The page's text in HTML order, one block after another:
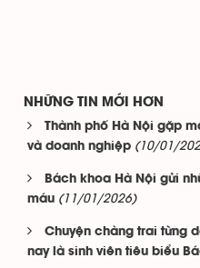
NHỮNG TIN MỚI HƠN
Thành phố Hà Nội gặp
và doanh nghiệp (10/01/
Bách khoa Hà Nội gửi
máu (11/01/2026)
Chuyện chàng trai từng
nay là sinh viên tiêu biểu